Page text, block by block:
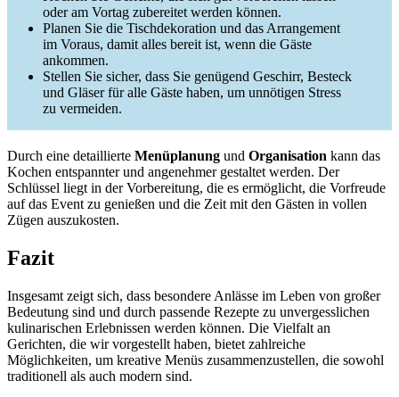
oder am Vortag zubereitet werden können.
Planen Sie die Tischdekoration und das Arrangement
im Voraus, damit alles bereit ist, wenn die Gäste
ankommen.
Stellen Sie sicher, dass Sie genügend Geschirr, Besteck
und Gläser für alle Gäste haben, um unnötigen Stress
zu vermeiden.
Durch eine detaillierte Menüplanung und Organisation kann das
Kochen entspannter und angenehmer gestaltet werden. Der
Schlüssel liegt in der Vorbereitung, die es ermöglicht, die Vorfreude
auf das Event zu genießen und die Zeit mit den Gästen in vollen
Zügen auszukosten.
Fazit
Insgesamt zeigt sich, dass besondere Anlässe im Leben von großer
Bedeutung sind und durch passende Rezepte zu unvergesslichen
kulinarischen Erlebnissen werden können. Die Vielfalt an
Gerichten, die wir vorgestellt haben, bietet zahlreiche
Möglichkeiten, um kreative Menüs zusammenzustellen, die sowohl
traditionell als auch modern sind.